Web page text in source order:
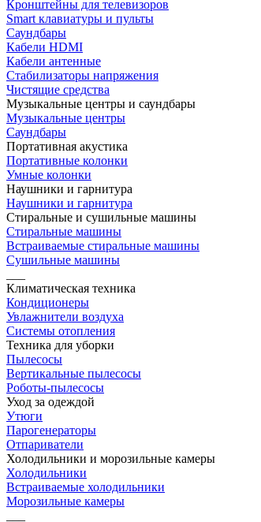
Кронштейны для телевизоров
Smart клавиатуры и пульты
Саундбары
Кабели HDMI
Кабели антенные
Стабилизаторы напряжения
Чистящие средства
Музыкальные центры и саундбары
Музыкальные центры
Саундбары
Портативная акустика
Портативные колонки
Умные колонки
Наушники и гарнитура
Наушники и гарнитура
Стиральные и сушильные машины
Стиральные машины
Встраиваемые стиральные машины
Сушильные машины
Климатическая техника
Кондиционеры
Увлажнители воздуха
Системы отопления
Техника для уборки
Пылесосы
Вертикальные пылесосы
Роботы-пылесосы
Уход за одеждой
Утюги
Парогенераторы
Отпариватели
Холодильники и морозильные камеры
Холодильники
Встраиваемые холодильники
Морозильные камеры